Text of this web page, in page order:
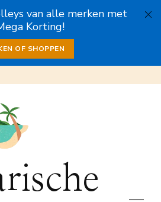
van alle merken met
Korting!
OF SHOPPEN